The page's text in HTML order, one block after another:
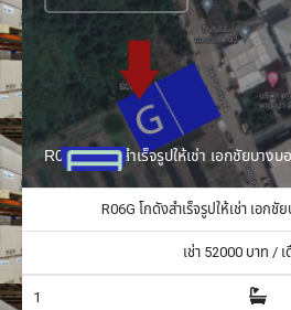
R06G โกดังสำเร็จรูปให้เช่า เอกชัยบาง
R06G โกดังสำเร็จรูปให้เช่า เอก
เช่า 52000 บาท /
1